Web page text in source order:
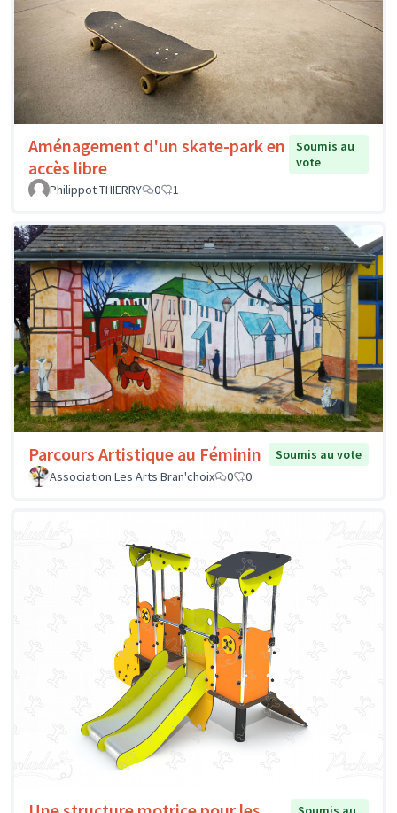
Aménagement d'un skate-park en
accès libre
Soumis au
vote
Philippot THIERRY
0 1
Parcours Artistique au Féminin
Soumis au vote
Association Les Arts Bran'choix
0 0